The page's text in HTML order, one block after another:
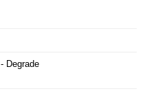
Degrade